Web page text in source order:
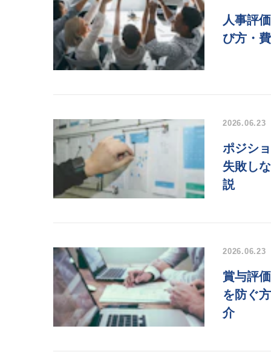
人事評
び方・
2026.06.23
ポジシ
失敗し
説
2026.06.23
賞与評
を防ぐ
介